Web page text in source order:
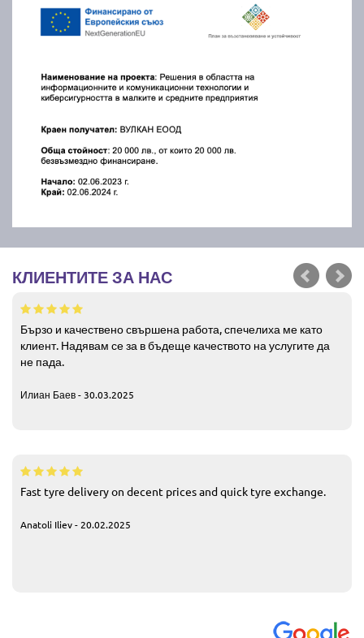
КЛИЕНТИТЕ ЗА НАС
Бързо и качествено свършена работа, спечелиха ме като
клиент. Надявам се за в бъдеще качеството на услугите да
не пада.
Илиан Баев - 30.03.2025
Fast tyre delivery on decent prices and quick tyre exchange.
Anatoli Iliev - 20.02.2025